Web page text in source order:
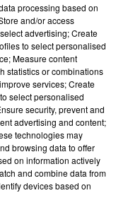
processing based on
and/or access
advertising; Create
to select personalised
Measure content
statistics or combinations
services; Create
select personalised
security, prevent and
advertising and content;
technologies may
browsing data to offer
on information actively
and combine data from
devices based on